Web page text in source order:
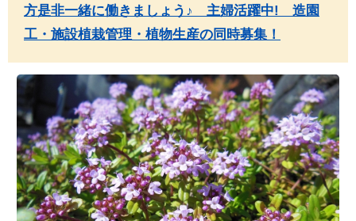
方是非一緒に働きましょう♪ 主婦活躍中! 造園
工・施設植栽管理・植物生産の同時募集！